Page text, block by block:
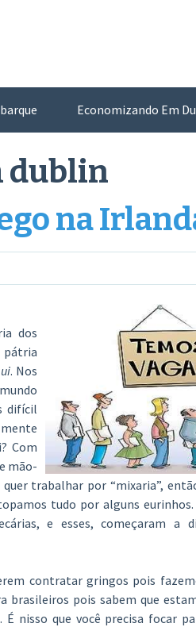
Economizando Em
dublin
na
dos
. Nos
difícil
Com
mão-
trabalhar por “mixaria”,
tudo por alguns
e esses, começaram a
contratar gringos pois
pois sabem que
nisso que você precisa focar